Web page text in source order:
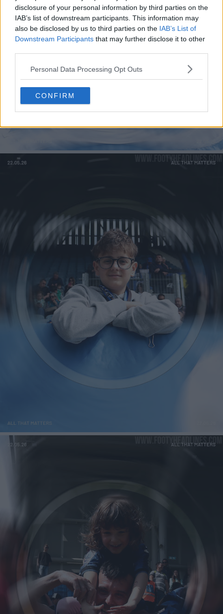
disclosure of your personal information by third parties on the
IAB’s list of downstream participants. This information may
also be disclosed by us to third parties on the IAB’s List of
Downstream Participants that may further disclose it to other
Personal Data Processing Opt Outs
CONFIRM